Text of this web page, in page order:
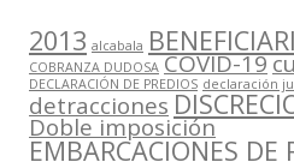
2013 alcabala
COBRANZA DUDOSA COVID-19
DECLARACIÓN DE PREDIOS declaración
detracciones
Doble imposición
EMBARCACIONES DE